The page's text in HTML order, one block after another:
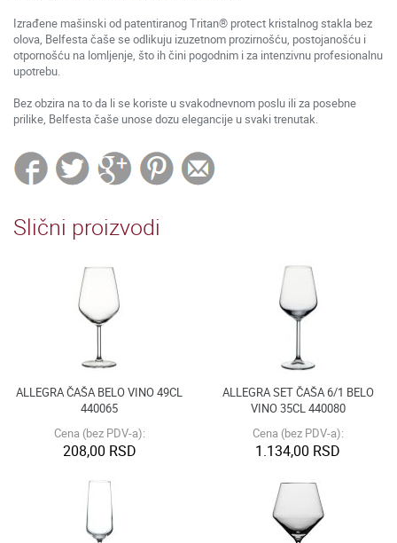
Izrađene mašinski od patentiranog Tritan® protect kristalnog stakla bez
olova, Belfesta čaše se odlikuju izuzetnom prozirnošću, postojanošću i
otpornošću na lomljenje, što ih čini pogodnim i za intenzivnu profesionalnu
upotrebu.
Bez obzira na to da li se koriste u svakodnevnom poslu ili za posebne
prilike, Belfesta čaše unose dozu elegancije u svaki trenutak.
Slični proizvodi
ALLEGRA ČAŠA BELO VINO 49CL
440065
Cena (bez PDV-a):
208,00 RSD
ALLEGRA SET ČAŠA 6/1 BELO
VINO 35CL 440080
Cena (bez PDV-a):
1.134,00 RSD